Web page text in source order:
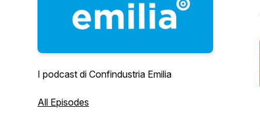
I podcast di Confindustria Emilia
All Episodes